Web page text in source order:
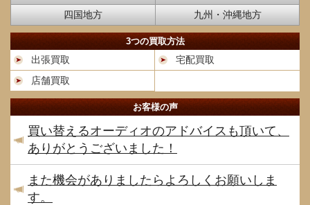
四国地方
九州・沖縄地方
3つの買取方法
出張買取
宅配買取
店舗買取
お客様の声
買い替えるオーディオのアドバイスも頂いて、
ありがとうございました！
また機会がありましたらよろしくお願いしま
す。